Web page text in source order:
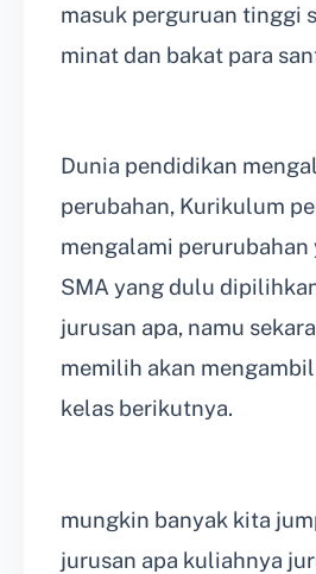
masuk perguruan tinggi
minat dan bakat para
Dunia pendidikan
perubahan, Kurikulum
mengalami
SMA yang dulu
jurusan apa, namu
memilih akan
kelas berikutnya.
mungkin banyak kita
jurusan apa kuliahnya